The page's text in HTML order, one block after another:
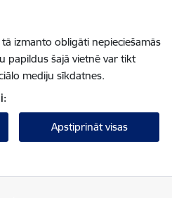
izmanto obligāti nepieciešamās
papildus šajā vietnē var tikt
mediju sīkdatnes.
Apstiprināt visas